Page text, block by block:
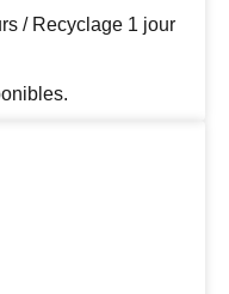
/ Recyclage 1 jour